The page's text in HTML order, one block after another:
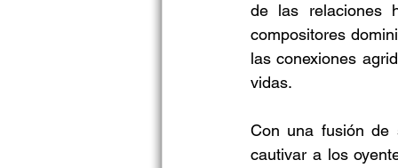
de las relaciones
compositores
las conexiones
vidas.
Con una fusión de
cautivar a los